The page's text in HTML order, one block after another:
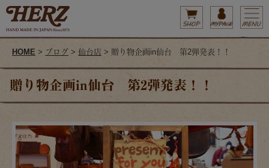
HOME > ブログ > 仙台店 > 贈り物企画in仙台 第2弾発表！！
贈り物企画in仙台 第2弾発表！！